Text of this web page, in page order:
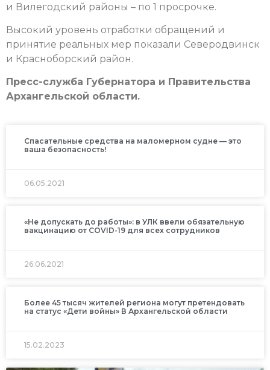
и Вилегодский районы – по 1 просрочке.
Высокий уровень отработки обращений и
принятие реальных мер показали Северодвинск
и Красноборский район.
Пресс-служба Губернатора и Правительства
Архангельской области.
Спасательные средства на маломерном судне — это
ваша безопасность!
06.05.2021
«Не допускать до работы»: в УЛК ввели обязательную
вакцинацию от COVID-19 для всех сотрудников
26.06.2021
Более 45 тысяч жителей региона могут претендовать
на статус «Дети войны» В Архангельской области
15.02.2023